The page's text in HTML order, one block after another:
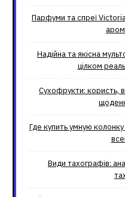
Парфуми та спреї
Надійна та якісна
цілком
Сухофрукти: користь,
Где купить умную
Види тахографів: